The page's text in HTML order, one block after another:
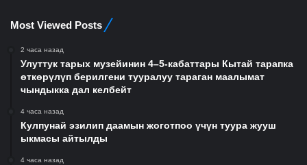
Most Viewed Posts
2 часа назад
Улуттук тарых музейинин 4–5-кабаттары Кытай тарапка
өткөрүлүп берилгени тууралуу тараган маалымат
чындыкка дал келбейт
4 часа назад
Кулпунай эзилип даамын жоготпоо үчүн туура жууш
ыкмасы айтылды
4 часа назад